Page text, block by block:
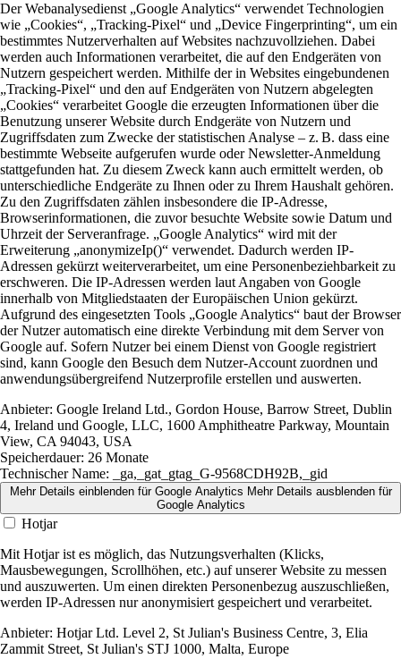
Der Webanalysedienst „Google Analytics“ verwendet Technologien
wie „Cookies“, „Tracking-Pixel“ und „Device Fingerprinting“, um ein
bestimmtes Nutzerverhalten auf Websites nachzuvollziehen. Dabei
werden auch Informationen verarbeitet, die auf den Endgeräten von
Nutzern gespeichert werden. Mithilfe der in Websites eingebundenen
„Tracking-Pixel“ und den auf Endgeräten von Nutzern abgelegten
„Cookies“ verarbeitet Google die erzeugten Informationen über die
Benutzung unserer Website durch Endgeräte von Nutzern und
Zugriffsdaten zum Zwecke der statistischen Analyse – z. B. dass eine
bestimmte Webseite aufgerufen wurde oder Newsletter-Anmeldung
stattgefunden hat. Zu diesem Zweck kann auch ermittelt werden, ob
unterschiedliche Endgeräte zu Ihnen oder zu Ihrem Haushalt gehören.
Zu den Zugriffsdaten zählen insbesondere die IP-Adresse,
Browserinformationen, die zuvor besuchte Website sowie Datum und
Uhrzeit der Serveranfrage. „Google Analytics“ wird mit der
Erweiterung „anonymizeIp()“ verwendet. Dadurch werden IP-
Adressen gekürzt weiterverarbeitet, um eine Personenbeziehbarkeit zu
erschweren. Die IP-Adressen werden laut Angaben von Google
innerhalb von Mitgliedstaaten der Europäischen Union gekürzt.
Aufgrund des eingesetzten Tools „Google Analytics“ baut der Browser
der Nutzer automatisch eine direkte Verbindung mit dem Server von
Google auf. Sofern Nutzer bei einem Dienst von Google registriert
sind, kann Google den Besuch dem Nutzer-Account zuordnen und
anwendungsübergreifend Nutzerprofile erstellen und auswerten.
Anbieter: Google Ireland Ltd., Gordon House, Barrow Street, Dublin
4, Ireland und Google, LLC, 1600 Amphitheatre Parkway, Mountain
View, CA 94043, USA
Speicherdauer: 26 Monate
Technischer Name: _ga,_gat_gtag_G-9568CDH92B,_gid
Mehr Details einblendenfür Google Analytics Mehr Details ausblendenfür
Google Analytics
Hotjar
Mit Hotjar ist es möglich, das Nutzungsverhalten (Klicks,
Mausbewegungen, Scrollhöhen, etc.) auf unserer Website zu messen
und auszuwerten. Um einen direkten Personenbezug auszuschließen,
werden IP-Adressen nur anonymisiert gespeichert und verarbeitet.
Anbieter: Hotjar Ltd. Level 2, St Julian's Business Centre, 3, Elia
Zammit Street, St Julian's STJ 1000, Malta, Europe